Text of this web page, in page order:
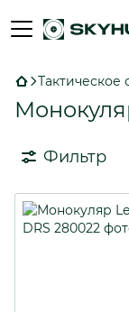
Фильтр